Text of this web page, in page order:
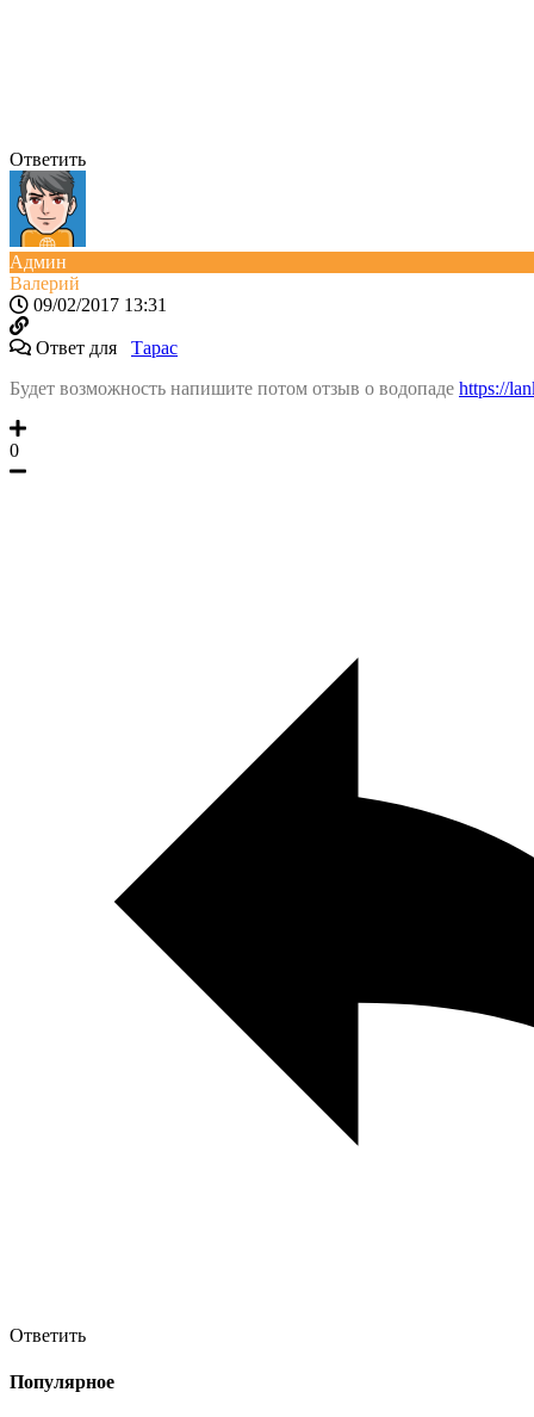
Ответить
Админ
Валерий
09/02/2017 13:31
Ответ для Тарас
Будет возможность напишите потом отзыв о водопаде https://
0
Ответить
Популярное